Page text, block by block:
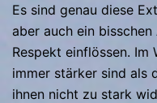
Es sind genau diese
aber auch ein
Respekt einflössen. Im
immer stärker sind als
ihnen nicht zu stark